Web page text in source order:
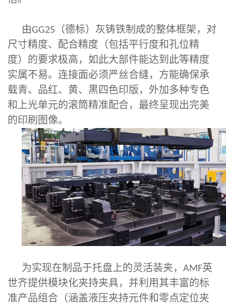
由GG25 （德标）灰铸铁制成的整体框架，对
尺寸精度、配合精度（包括平行度和孔位精
度）的要求极高，如此大部件能达到此等精度
实属不易。连接面必须严丝合缝，方能确保承
载青、品红、黄、黑四色印版，外加多种专色
和上光单元的滚筒精准配合，最终呈现出完美
的印刷图像。
为实现在制品于托盘上的灵活装夹， AMF英
世齐提供模块化夹持夹具，并利用其丰富的标
准产品组合（涵盖液压夹持元件和零点定位夹